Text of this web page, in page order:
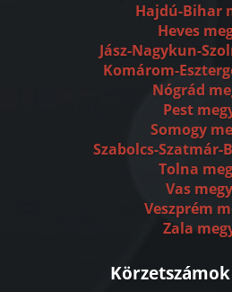
Hajdú-Bihar
Heves
Jász-Nagykun-
Komárom-
Nógrád
Pest
Somogy
Szabolcs-Szatmár-
Tolna
Vas
Veszprém
Zala